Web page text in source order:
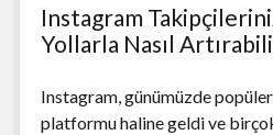
Instagram
Yollarla Nasıl
Instagram, günümüzde
platformu haline geldi ve